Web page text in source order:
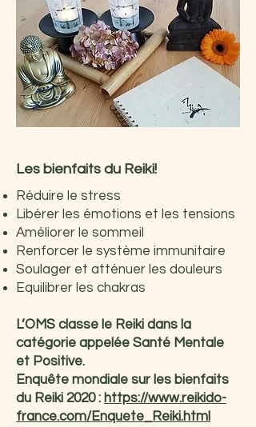
Les bienfaits du Reiki!
Réduire le stress
Libérer les émotions et les tensions
Améliorer le sommeil
Renforcer le système immunitaire
Soulager et atténuer les douleurs
Equilibrer les chakras
L’OMS classe le Reiki dans la
catégorie appelée Santé Mentale
et Positive.
Enquête mondiale sur les bienfaits
du Reiki 2020 : https://www.reikido-
france.com/Enquete_Reiki.html